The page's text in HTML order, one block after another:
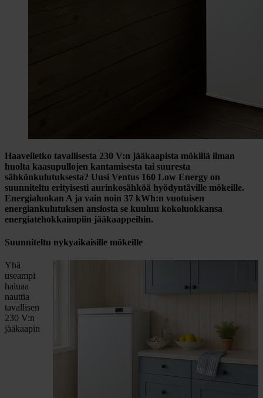
Haaveiletko tavallisesta 230 V:n jääkaapista mökillä ilman
huolta kaasupullojen kantamisesta tai suuresta
sähkönkulutuksesta? Uusi Ventus 160 Low Energy on
suunniteltu erityisesti aurinkosähköä hyödyntäville mökeille.
Energialuokan A ja vain noin 37 kWh:n vuotuisen
energiankulutuksen ansiosta se kuuluu kokoluokkansa
energiatehokkaimpiin jääkaappeihin.
Suunniteltu nykyaikaisille mökeille
Yhä
useampi
haluaa
nauttia
tavallisen
230 V:n
jääkaapin